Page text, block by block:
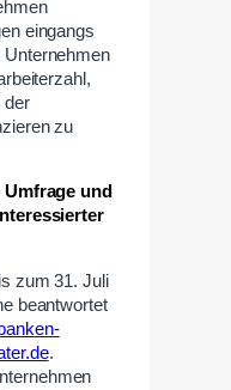
eingangs
Unternehmen
der
zu
und
zum 31. Juli
beantwortet
.